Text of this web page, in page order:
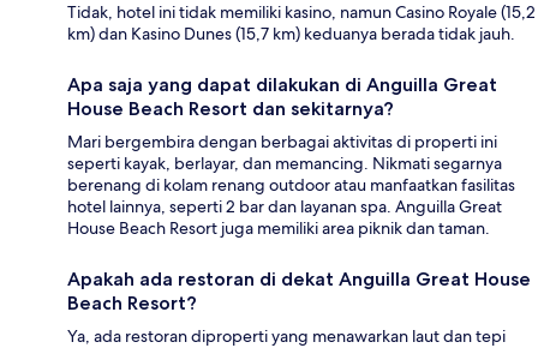
Tidak, hotel ini tidak memiliki kasino, namun Casino Royale (15,2
km) dan Kasino Dunes (15,7 km) keduanya berada tidak jauh.
Apa saja yang dapat dilakukan di Anguilla Great
House Beach Resort dan sekitarnya?
Mari bergembira dengan berbagai aktivitas di properti ini
seperti kayak, berlayar, dan memancing. Nikmati segarnya
berenang di kolam renang outdoor atau manfaatkan fasilitas
hotel lainnya, seperti 2 bar dan layanan spa. Anguilla Great
House Beach Resort juga memiliki area piknik dan taman.
Apakah ada restoran di dekat Anguilla Great House
Beach Resort?
Ya, ada restoran diproperti yang menawarkan laut dan tepi